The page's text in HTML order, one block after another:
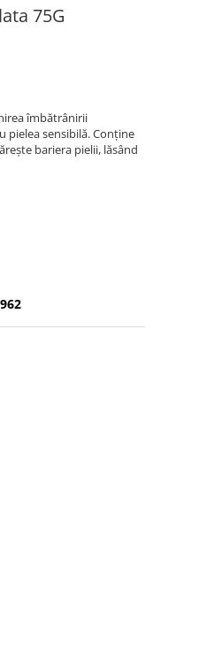
75G
îmbătrânirii
pielea sensibilă. Conține
bariera pielii, lăsând